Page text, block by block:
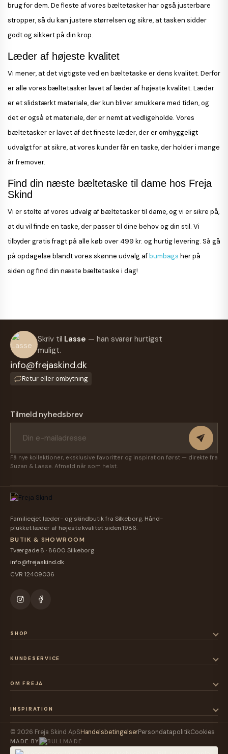
brug for dem. De fleste af vores bæltetasker har også justerbare
stropper, så du kan justere størrelsen og sikre, at tasken sidder
godt og sikkert på din krop.
Læder af højeste kvalitet
Vi mener, at det vigtigste ved en bæltetaske er dens kvalitet. Derfor
er alle vores bæltetasker lavet af læder af højeste kvalitet. Læder
er et slidstærkt materiale, der kun bliver smukkere med tiden, og
det er også et materiale, der er nemt at vedligeholde. Vores
bæltetasker er lavet af det fineste læder, der er omhyggeligt
udvalgt for at sikre, at vores kunder får en taske, der holder i mange
år fremover.
Find din næste bæltetaske til dame hos Freja
Skind
Vi er stolte af vores udvalg af bæltetasker til dame, og vi er sikre på,
at du vil finde en taske, der passer til dine behov og din stil. Vi
tilbyder gratis fragt på alle køb over 499 kr. og hurtig levering. Så gå
på opdagelse blandt vores skønne udvalg afbumbags her på
siden og find din næste bæltetaske i dag!
Skriv til Lasse — han svarer hurtigst
muligt.
info@frejaskind.dk
Retur eller ombytning
Tilmeld nyhedsbrev
Få nye kollektioner, eksklusive favoritter og inspiration først — direkte fra
Suzan & Lasse. Afmeld når som helst.
Familieejet læder- og skindbutik fra Silkeborg. Hånd-
plukket læder af højeste kvalitet siden 1986.
BUTIK & SHOWROOM
Tværgade 8 · 8600 Silkeborg
info@frejaskind.dk
CVR 12409036
SHOP
KUNDESERVICE
OM FREJA
INSPIRATION
© 2026 Freja Skind ApSHandelsbetingelserPersondatapolitikCookies
MADE BY